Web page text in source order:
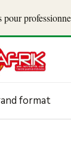
format